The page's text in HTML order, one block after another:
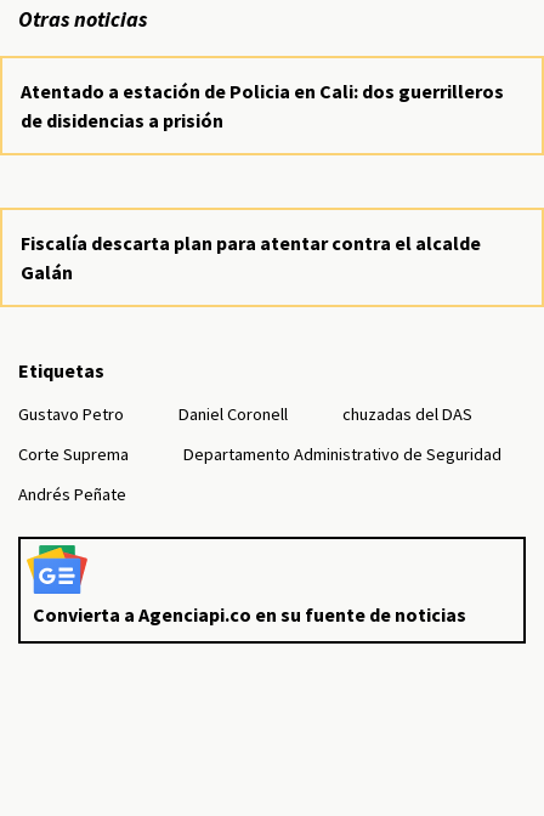
Otras noticias
Atentado a estación de Policia en Cali: dos guerrilleros
de disidencias a prisión
Fiscalía descarta plan para atentar contra el alcalde
Galán
Etiquetas
Gustavo Petro Daniel Coronell
chuzadas del DAS
Corte Suprema
Departamento Administrativo de Seguridad
Andrés Peñate
Convierta a Agenciapi.co en su fuente de noticias